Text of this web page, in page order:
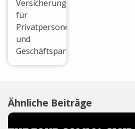
Versicherungslösungen
für
Privatpersonen
und
Geschäftspartner.
Ähnliche Beiträge